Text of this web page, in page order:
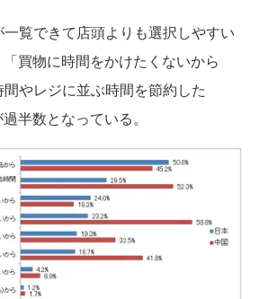
覧できて店頭よりも選択しやすい
買物に時間をかけたくないから
間やレジに並ぶ時間を節約した
半数となっている。